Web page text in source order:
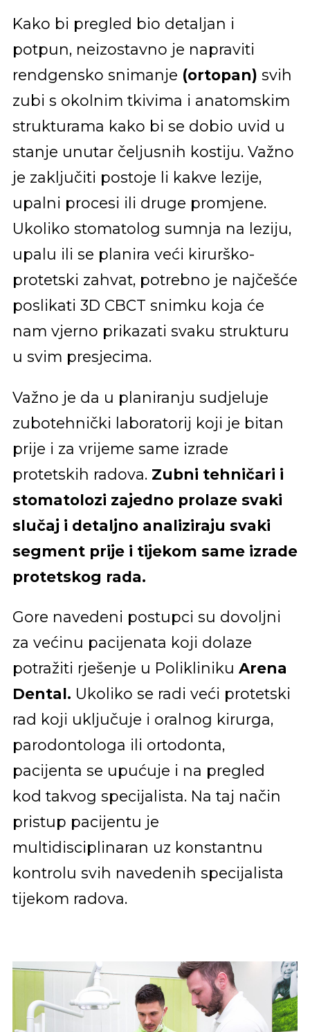
Kako bi pregled bio detaljan i
potpun, neizostavno je napraviti
rendgensko snimanje (ortopan) svih
zubi s okolnim tkivima i anatomskim
strukturama kako bi se dobio uvid u
stanje unutar čeljusnih kostiju. Važno
je zaključiti postoje li kakve lezije,
upalni procesi ili druge promjene.
Ukoliko stomatolog sumnja na leziju,
upalu ili se planira veći kirurško-
protetski zahvat, potrebno je najčešće
poslikati 3D CBCT snimku koja će
nam vjerno prikazati svaku strukturu
u svim presjecima.
Važno je da u planiranju sudjeluje
zubotehnički laboratorij koji je bitan
prije i za vrijeme same izrade
protetskih radova. Zubni tehničari i
stomatolozi zajedno prolaze svaki
slučaj i detaljno analiziraju svaki
segment prije i tijekom same izrade
protetskog rada.
Gore navedeni postupci su dovoljni
za većinu pacijenata koji dolaze
potražiti rješenje u Polikliniku Arena
Dental. Ukoliko se radi veći protetski
rad koji uključuje i oralnog kirurga,
parodontologa ili ortodonta,
pacijenta se upućuje i na pregled
kod takvog specijalista. Na taj način
pristup pacijentu je
multidisciplinaran uz konstantnu
kontrolu svih navedenih specijalista
tijekom radova.